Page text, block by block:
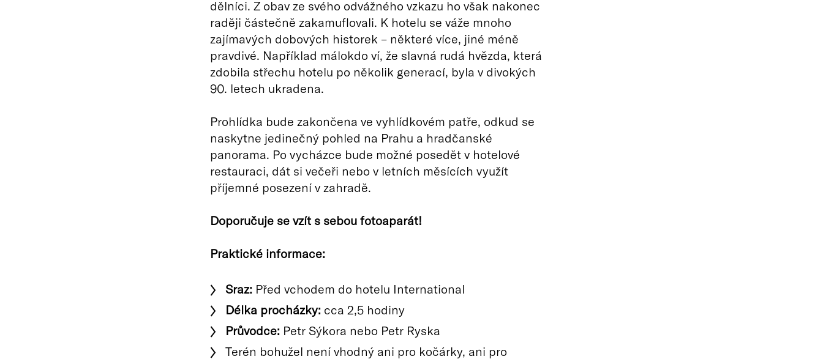
dělníci. Z obav ze svého odvážného vzkazu ho však nakonec
raději částečně zakamuflovali. K hotelu se váže mnoho
zajímavých dobových historek – některé více, jiné méně
pravdivé. Například málokdo ví, že slavná rudá hvězda, která
zdobila střechu hotelu po několik generací, byla v divokých
90. letech ukradena.
Prohlídka bude zakončena ve vyhlídkovém patře, odkud se
naskytne jedinečný pohled na Prahu a hradčanské
panorama. Po vycházce bude možné posedět v hotelové
restauraci, dát si večeři nebo v letních měsících využít
příjemné posezení v zahradě.
Doporučuje se vzít s sebou fotoaparát!
Praktické informace:
Sraz:Před vchodem do hotelu International
Délka procházky:cca 2,5 hodiny
Průvodce:Petr Sýkora nebo Petr Ryska
Terén bohužel není vhodný ani pro kočárky, ani pro